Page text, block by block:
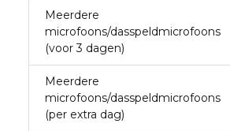
Meerdere
microfoons/dasspeldmicrofoons
(voor 3 dagen)
Meerdere
microfoons/dasspeldmicrofoons
(per extra dag)